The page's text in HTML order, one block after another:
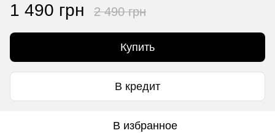
1 490 грн 2 490 грн
Купить
В кредит
В избранное